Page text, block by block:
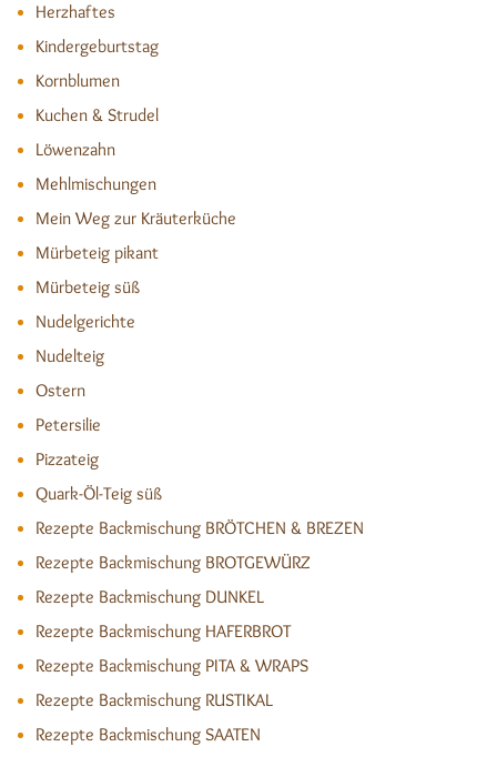
Herzhaftes
Kindergeburtstag
Kornblumen
Kuchen & Strudel
Löwenzahn
Mehlmischungen
Mein Weg zur Kräuterküche
Mürbeteig pikant
Mürbeteig süß
Nudelgerichte
Nudelteig
Ostern
Petersilie
Pizzateig
Quark-Öl-Teig süß
Rezepte Backmischung BRÖTCHEN & BREZEN
Rezepte Backmischung BROTGEWÜRZ
Rezepte Backmischung DUNKEL
Rezepte Backmischung HAFERBROT
Rezepte Backmischung PITA & WRAPS
Rezepte Backmischung RUSTIKAL
Rezepte Backmischung SAATEN